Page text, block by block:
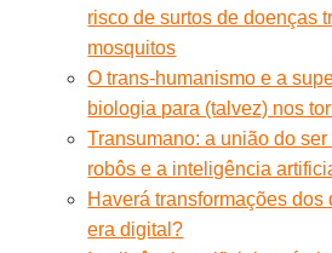
risco de surtos de doenças
mosquitos
O trans-humanismo e a
biologia para (talvez) nos
Transumano: a união do
robôs e a inteligência
Haverá transformações dos
era digital?